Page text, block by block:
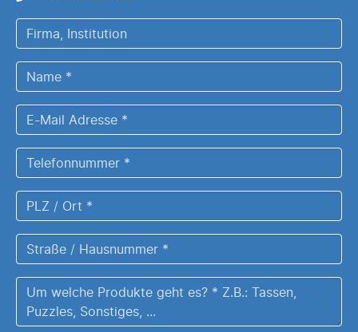
Firma,
Institution
Name
*
E-
Mail
Adresse
*
Telefonnummer
*
PLZ
/
Ort
*
Straße
/
Hausnummer
Um
welche